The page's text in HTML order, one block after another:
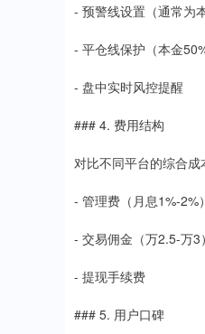
- 预警线设置（通常为
- 平仓线保护（本金50%
- 盘中实时风控提醒
### 4. 费用结构
对比不同平台的综合成
- 管理费（月息1%-2%）
- 交易佣金（万2.5-万3）
- 提现手续费
### 5. 用户口碑